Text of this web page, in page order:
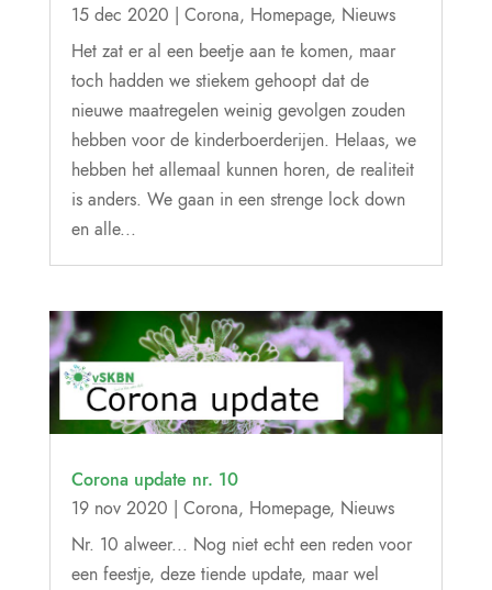
15 dec 2020 | Corona, Homepage, Nieuws
Het zat er al een beetje aan te komen, maar
toch hadden we stiekem gehoopt dat de
nieuwe maatregelen weinig gevolgen zouden
hebben voor de kinderboerderijen. Helaas, we
hebben het allemaal kunnen horen, de realiteit
is anders. We gaan in een strenge lock down
en alle...
Corona update nr. 10
19 nov 2020 | Corona, Homepage, Nieuws
Nr. 10 alweer... Nog niet echt een reden voor
een feestje, deze tiende update, maar wel